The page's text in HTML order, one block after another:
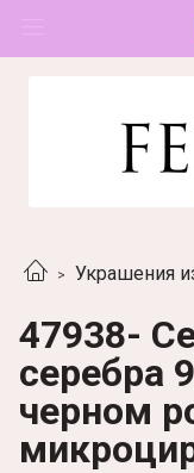
Украшения
47938-
серебра
черном